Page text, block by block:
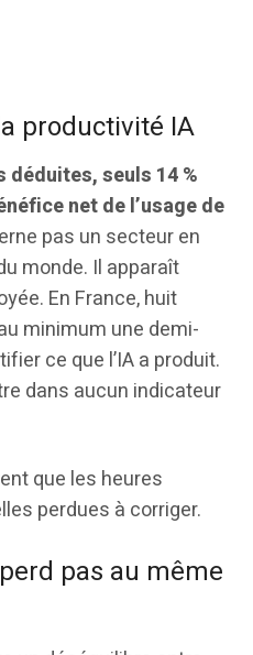
productivité IA
seuls 14 %
net de l’usage de
pas un secteur en
monde. Il apparaît
En France, huit
minimum une demi-
ce que l’IA a produit.
dans aucun indicateur
que les heures
perdues à corriger.
pas au même